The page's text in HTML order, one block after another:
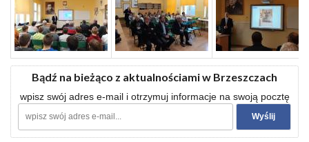
Bądź na bieżąco z aktualnościami w Brzeszczach
wpisz swój adres e-mail i otrzymuj informacje na swoją pocztę